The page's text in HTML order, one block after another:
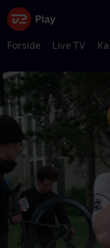
Forside Live TV